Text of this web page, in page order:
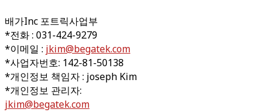
배가Inc 포트릭사업부
*전화 : 031-424-9279
*이메일 : jkim@begatek.com
*사업자번호: 142-81-50138
*개인정보 책임자 : joseph Kim
*개인정보 관리자:
jkim@begatek.com